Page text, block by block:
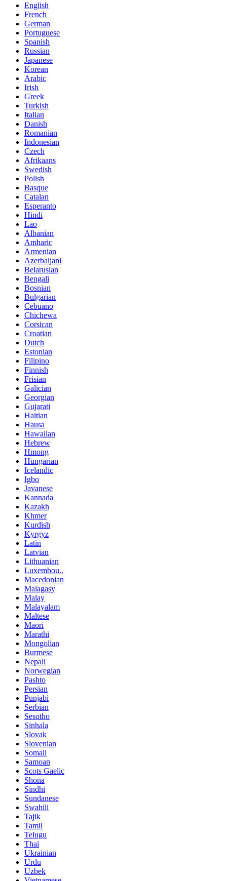
English
French
German
Portuguese
Spanish
Russian
Japanese
Korean
Arabic
Irish
Greek
Turkish
Italian
Danish
Romanian
Indonesian
Czech
Afrikaans
Swedish
Polish
Basque
Catalan
Esperanto
Hindi
Lao
Albanian
Amharic
Armenian
Azerbaijani
Belarusian
Bengali
Bosnian
Bulgarian
Cebuano
Chichewa
Corsican
Croatian
Dutch
Estonian
Filipino
Finnish
Frisian
Galician
Georgian
Gujarati
Haitian
Hausa
Hawaiian
Hebrew
Hmong
Hungarian
Icelandic
Igbo
Javanese
Kannada
Kazakh
Khmer
Kurdish
Kyrgyz
Latin
Latvian
Lithuanian
Luxembou..
Macedonian
Malagasy
Malay
Malayalam
Maltese
Maori
Marathi
Mongolian
Burmese
Nepali
Norwegian
Pashto
Persian
Punjabi
Serbian
Sesotho
Sinhala
Slovak
Slovenian
Somali
Samoan
Scots Gaelic
Shona
Sindhi
Sundanese
Swahili
Tajik
Tamil
Telugu
Thai
Ukrainian
Urdu
Uzbek